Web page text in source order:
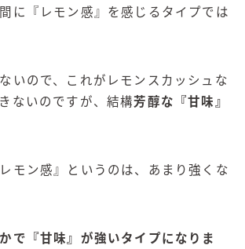
に『レモン感』を感じるタイプでは
いので、これがレモンスカッシュな
ないのですが、結構芳醇な『甘味』
モン感』というのは、あまり強くな
で『甘味』が強いタイプになりま